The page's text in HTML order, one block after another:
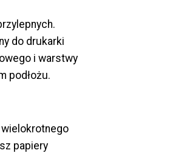
do drukarki
i warstwy
podłożu.
papiery